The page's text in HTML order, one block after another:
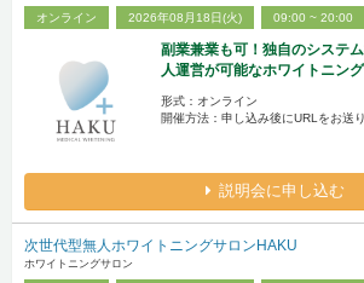
オンライン 2026年08月18日(火) 09:00 ~ 20:00
副業兼業も可！独自のシステ
人運営が可能なホワイトニン
形式：オンライン
開催方法：申し込み後にURLをお送
説明会に申し込む
次世代型無人ホワイトニングサロンHAKU
ホワイトニングサロン